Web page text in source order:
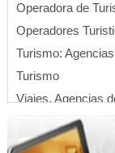
Operadora de
Operadores
Turismo:
Turismo
Viajes, Agencias
Hotels